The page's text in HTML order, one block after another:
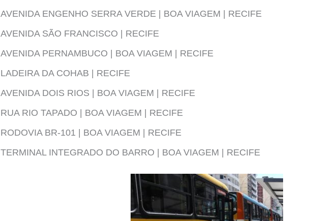
AVENIDA ENGENHO SERRA VERDE | BOA VIAGEM | RECIFE
AVENIDA SÃO FRANCISCO | RECIFE
AVENIDA PERNAMBUCO | BOA VIAGEM | RECIFE
LADEIRA DA COHAB | RECIFE
AVENIDA DOIS RIOS | BOA VIAGEM | RECIFE
RUA RIO TAPADO | BOA VIAGEM | RECIFE
RODOVIA BR-101 | BOA VIAGEM | RECIFE
TERMINAL INTEGRADO DO BARRO | BOA VIAGEM | RECIFE